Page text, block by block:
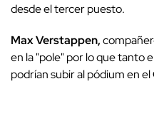
desde el tercer puesto.
Max Verstappen,
en la "pole" por lo que tanto
podrían subir al pódium en el